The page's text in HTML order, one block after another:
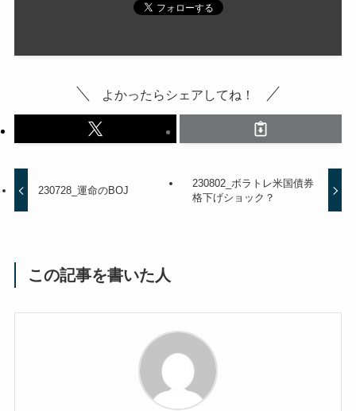
よかったらシェアしてね！
230728_運命のBOJ
230802_ボラトレ米国債券
格下げショック？
この記事を書いた人